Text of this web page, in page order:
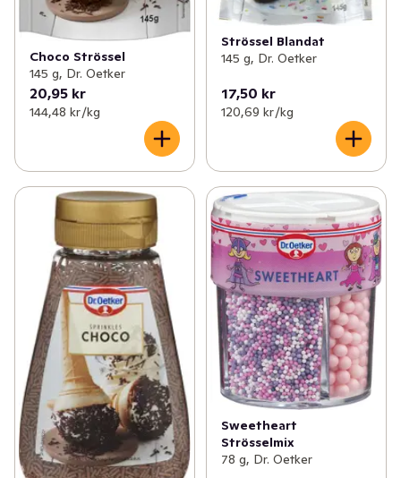
Choco Strössel
145 g, Dr. Oetker
20,95 kr
144,48 kr /kg
Strössel Blandat
145 g, Dr. Oetker
17,50 kr
120,69 kr /kg
Sweetheart
Strösselmix
78 g, Dr. Oetker